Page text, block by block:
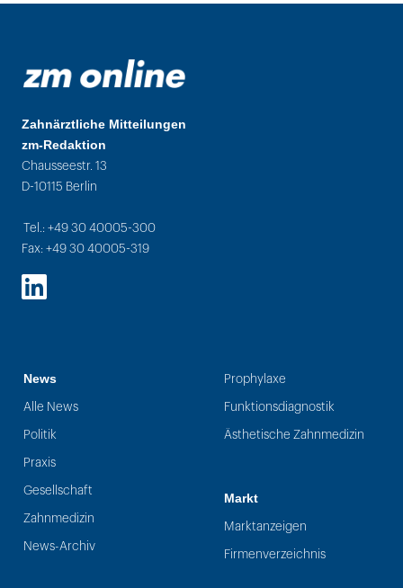
Zahnärztliche Mitteilungen
zm-Redaktion
Chausseestr. 13
D-10115 Berlin
Tel.: +49 30 40005-300
Fax: +49 30 40005-319
LinkedIn
News
Alle News
Politik
Praxis
Gesellschaft
Zahnmedizin
News-Archiv
Prophylaxe
Funktionsdiagnostik
Ästhetische Zahnmedizin
Markt
Marktanzeigen
Firmenverzeichnis